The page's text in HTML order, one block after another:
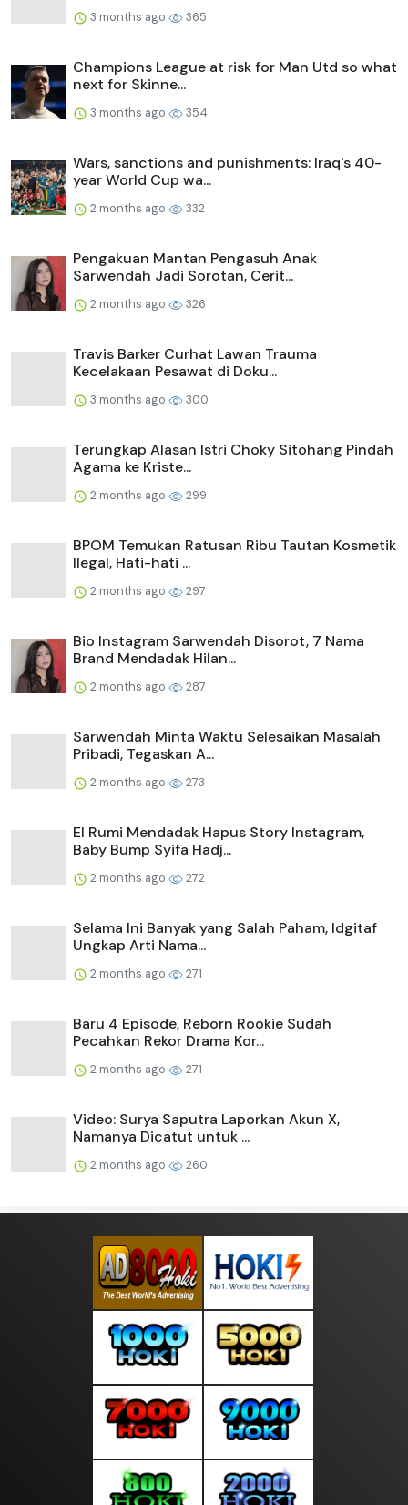
3 months ago 365
Champions League at risk for Man Utd so what
next for Skinne...
3 months ago 354
Wars, sanctions and punishments: Iraq's 40-
year World Cup wa...
2 months ago 332
Pengakuan Mantan Pengasuh Anak
Sarwendah Jadi Sorotan, Cerit...
2 months ago 326
Travis Barker Curhat Lawan Trauma
Kecelakaan Pesawat di Doku...
3 months ago 300
Terungkap Alasan Istri Choky Sitohang Pindah
Agama ke Kriste...
2 months ago 299
BPOM Temukan Ratusan Ribu Tautan Kosmetik
Ilegal, Hati-hati ...
2 months ago 297
Bio Instagram Sarwendah Disorot, 7 Nama
Brand Mendadak Hilan...
2 months ago 287
Sarwendah Minta Waktu Selesaikan Masalah
Pribadi, Tegaskan A...
2 months ago 273
El Rumi Mendadak Hapus Story Instagram,
Baby Bump Syifa Hadj...
2 months ago 272
Selama Ini Banyak yang Salah Paham, Idgitaf
Ungkap Arti Nama...
2 months ago 271
Baru 4 Episode, Reborn Rookie Sudah
Pecahkan Rekor Drama Kor...
2 months ago 271
Video: Surya Saputra Laporkan Akun X,
Namanya Dicatut untuk ...
2 months ago 260